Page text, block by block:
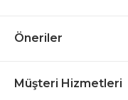
Öneriler
Müşteri Hizmetleri